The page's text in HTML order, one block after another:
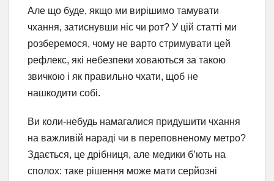
Але що буде, якщо ми вирішимо тамувати
чхання, затиснувши ніс чи рот? У цій статті ми
розберемося, чому не варто стримувати цей
рефлекс, які небезпеки ховаються за такою
звичкою і як правильно чхати, щоб не
нашкодити собі.
Ви коли-небудь намагалися придушити чхання
на важливій нараді чи в переповненому метро?
Здається, це дрібниця, але медики б’ють на
сполох: таке рішення може мати серйозні